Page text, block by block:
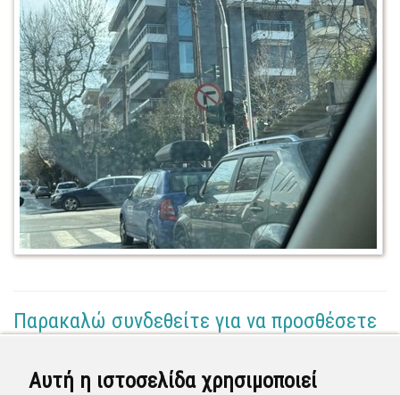
Αυτή η ιστοσελίδα χρησιμοποιεί
Παρακαλώ συνδεθείτε για να προσθέσετε